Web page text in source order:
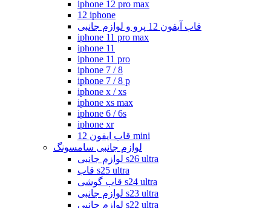
iphone 12 pro max
12 iphone
قاب آیفون 12 پرو و لوازم جانبی
iphone 11 pro max
iphone 11
iphone 11 pro
iphone 7 / 8
iphone 7 / 8 p
iphone x / xs
iphone xs max
iphone 6 / 6s
iphone xr
قاب ایفون 12 mini
لوازم جانبی سامسونگ
لوازم جانبی s26 ultra
قاب s25 ultra
قاب گوشی s24 ultra
لوازم جانبی s23 ultra
لوازم جانبی s22 ultra